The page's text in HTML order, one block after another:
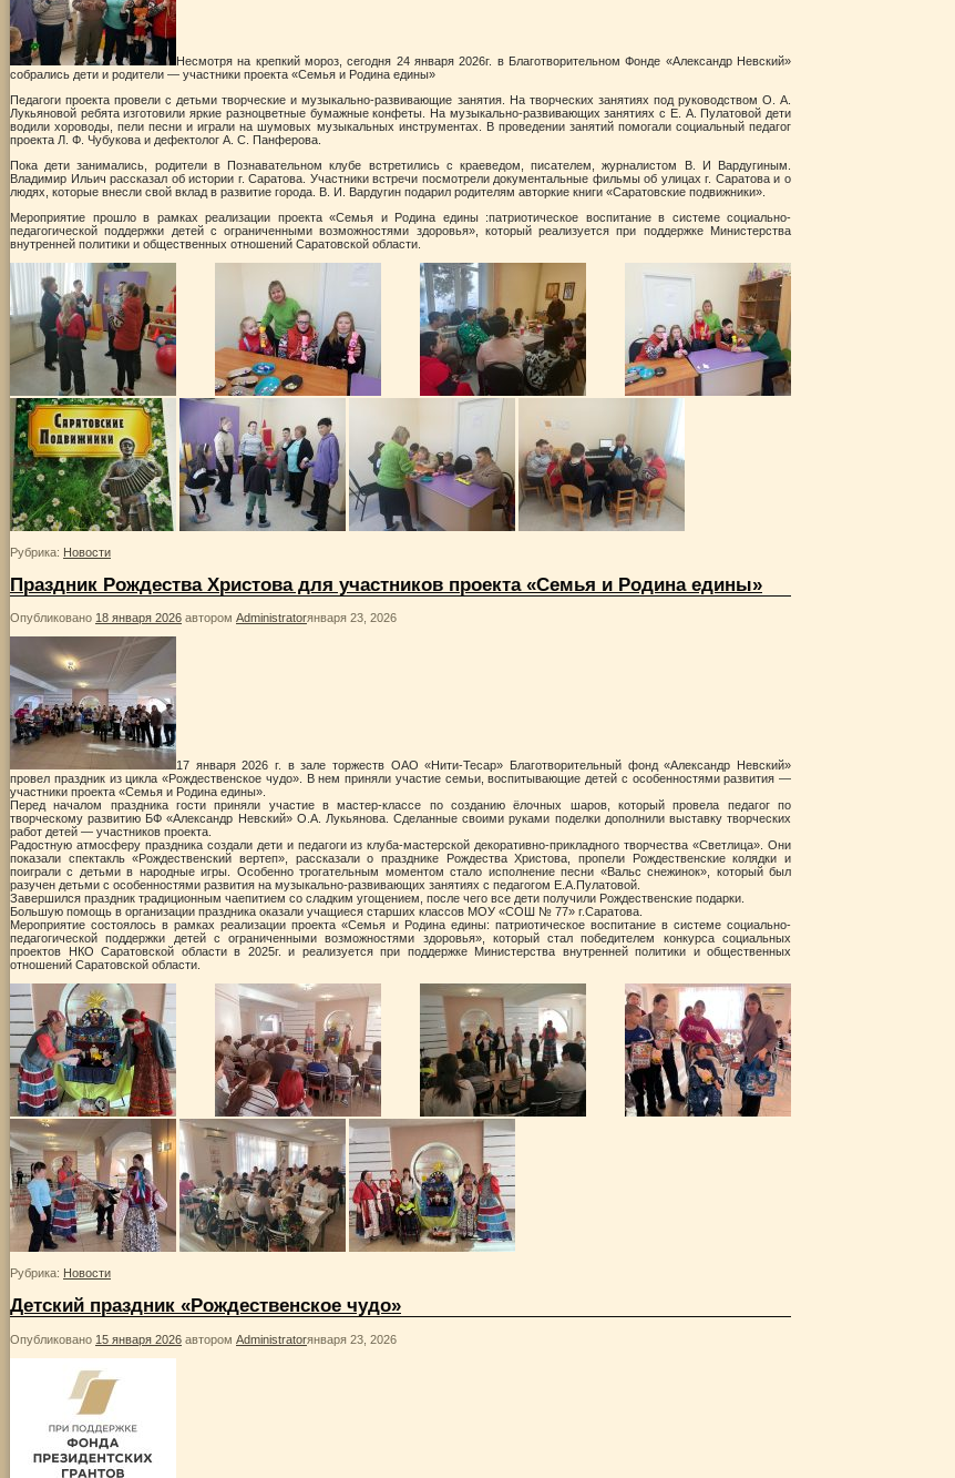
Несмотря на крепкий мороз, сегодня 24 января 2026г. в Благотворительном Фонде «Александр Невский»
собрались дети и родители — участники проекта «Семья и Родина едины»
Педагоги проекта провели с детьми творческие и музыкально-развивающие занятия. На творческих занятиях под руководством О. А.
Лукьяновой ребята изготовили яркие разноцветные бумажные конфеты. На музыкально-развивающих занятиях с Е. А. Пулатовой дети
водили хороводы, пели песни и играли на шумовых музыкальных инструментах. В проведении занятий помогали социальный педагог
проекта Л. Ф. Чубукова и дефектолог А. С. Панферова.
Пока дети занимались, родители в Познавательном клубе встретились с краеведом, писателем, журналистом В. И Вардугиным.
Владимир Ильич рассказал об истории г. Саратова. Участники встречи посмотрели документальные фильмы об улицах г. Саратова и о
людях, которые внесли свой вклад в развитие города. В. И. Вардугин подарил родителям авторкие книги «Саратовские подвижники».
Мероприятие прошло в рамках реализации проекта «Семья и Родина едины :патриотическое воспитание в системе социально-
педагогической поддержки детей с ограниченными возможностями здоровья», который реализуется при поддержке Министерства
внутренней политики и общественных отношений Саратовской области.
Рубрика: Новости
Праздник Рождества Христова для участников проекта «Семья и Родина едины»
Опубликовано 18 января 2026 автором Administratorянваря 23, 2026
17 января 2026 г. в зале торжеств ОАО «Нити-Тесар» Благотворительный фонд «Александр Невский»
провел праздник из цикла «Рождественское чудо». В нем приняли участие семьи, воспитывающие детей с особенностями развития —
участники проекта «Семья и Родина едины».
Перед началом праздника гости приняли участие в мастер-классе по созданию ёлочных шаров, который провела педагог по
творческому развитию БФ «Александр Невский» О.А. Лукьянова. Сделанные своими руками поделки дополнили выставку творческих
работ детей — участников проекта.
Радостную атмосферу праздника создали дети и педагоги из клуба-мастерской декоративно-прикладного творчества «Светлица». Они
показали спектакль «Рождественский вертеп», рассказали о празднике Рождества Христова, пропели Рождественские колядки и
поиграли с детьми в народные игры. Особенно трогательным моментом стало исполнение песни «Вальс снежинок», который был
разучен детьми с особенностями развития на музыкально-развивающих занятиях с педагогом Е.А.Пулатовой.
Завершился праздник традиционным чаепитием со сладким угощением, после чего все дети получили Рождественские подарки.
Большую помощь в организации праздника оказали учащиеся старших классов МОУ «СОШ № 77» г.Саратова.
Мероприятие состоялось в рамках реализации проекта «Семья и Родина едины: патриотическое воспитание в системе социально-
педагогической поддержки детей с ограниченными возможностями здоровья», который стал победителем конкурса социальных
проектов НКО Саратовской области в 2025г. и реализуется при поддержке Министерства внутренней политики и общественных
отношений Саратовской области.
Рубрика: Новости
Детский праздник «Рождественское чудо»
Опубликовано 15 января 2026 автором Administratorянваря 23, 2026